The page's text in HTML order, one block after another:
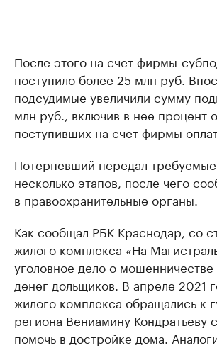
После этого на счет фирмы-
поступило более 25 млн руб.
подсудимые увеличили сумму
млн руб., включив в нее процент
поступивших на счет фирмы
Потерпевший передал требуемые
несколько этапов, после чего
в правоохранительные органы.
Как сообщал РБК Краснодар, со
жилого комплекса «На
уголовное дело о
денег дольщиков. В апреле 2021
жилого комплекса обращались к
региона Вениамину Кондратьеву
помочь в достройке дома.